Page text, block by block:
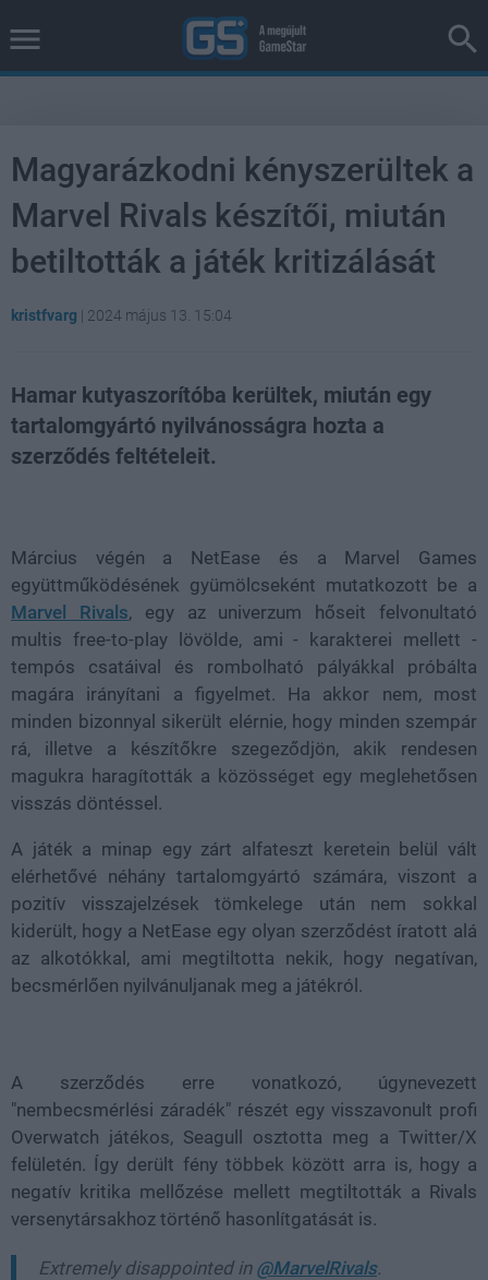
Magyarázkodni kényszerültek a
Marvel Rivals készítői, miután
betiltották a játék kritizálását
kristfvarg | 2024 május 13. 15:04
Hamar kutyaszorítóba kerültek, miután egy
tartalomgyártó nyilvánosságra hozta a
szerződés feltételeit.
Március végén a NetEase és a Marvel Games
együttműködésének gyümölcseként mutatkozott be a
Marvel Rivals, egy az univerzum hőseit felvonultató
multis free-to-play lövölde, ami - karakterei mellett -
tempós csatáival és rombolható pályákkal próbálta
magára irányítani a figyelmet. Ha akkor nem, most
minden bizonnyal sikerült elérnie, hogy minden szempár
rá, illetve a készítőkre szegeződjön, akik rendesen
magukra haragították a közösséget egy meglehetősen
visszás döntéssel.
A játék a minap egy zárt alfateszt keretein belül vált
elérhetővé néhány tartalomgyártó számára, viszont a
pozitív visszajelzések tömkelege után nem sokkal
kiderült, hogy a NetEase egy olyan szerződést íratott alá
az alkotókkal, ami megtiltotta nekik, hogy negatívan,
becsmérlően nyilvánuljanak meg a játékról.
A szerződés erre vonatkozó, úgynevezett
"nembecsmérlési záradék" részét egy visszavonult profi
Overwatch játékos, Seagull osztotta meg a Twitter/X
felületén. Így derült fény többek között arra is, hogy a
negatív kritika mellőzése mellett megtiltották a Rivals
versenytársakhoz történő hasonlítgatását is.
Extremely disappointed in @MarvelRivals.